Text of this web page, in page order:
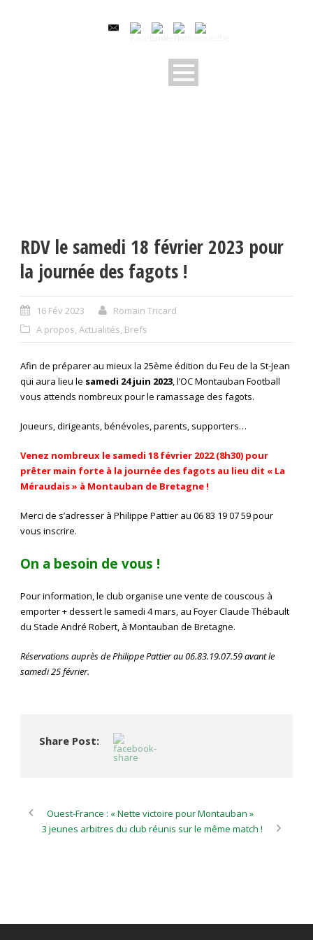
RDV le samedi 18 février 2023 pour
la journée des fagots !
16 Fév 2023
Romain Tricard
A propos, Actualités, Brefs
Afin de préparer au mieux la 25ème édition du Feu de la St-Jean
qui aura lieu le samedi 24 juin 2023, l’OC Montauban Football
vous attends nombreux pour le ramassage des fagots.
Joueurs, dirigeants, bénévoles, parents, supporters…
Venez nombreux le samedi 18 février 2022 (8h30) pour
prêter main forte à la journée des fagots au lieu dit « La
Méraudais » à Montauban de Bretagne !
Merci de s’adresser à Philippe Pattier au 06 83 19 07 59 pour
vous inscrire.
On a besoin de vous !
Pour information, le club organise une vente de couscous à
emporter + dessert le samedi 4 mars, au Foyer Claude Thébault
du Stade André Robert, à Montauban de Bretagne.
Réservations auprès de Philippe Pattier au 06.83.19.07.59 avant le
samedi 25 février.
Share Post:
Ouest-France : « Nette victoire pour Montauban »
3 jeunes arbitres du club réunis sur le même match !